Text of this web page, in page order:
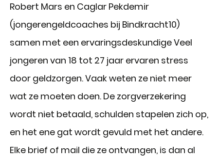
Robert Mars en Caglar Pekdemir
(jongerengeldcoaches bij Bindkracht10)
samen met een ervaringsdeskundige Veel
jongeren van 18 tot 27 jaar ervaren stress
door geldzorgen. Vaak weten ze niet meer
wat ze moeten doen. De zorgverzekering
wordt niet betaald, schulden stapelen zich op,
en het ene gat wordt gevuld met het andere.
Elke brief of mail die ze ontvangen, is dan al